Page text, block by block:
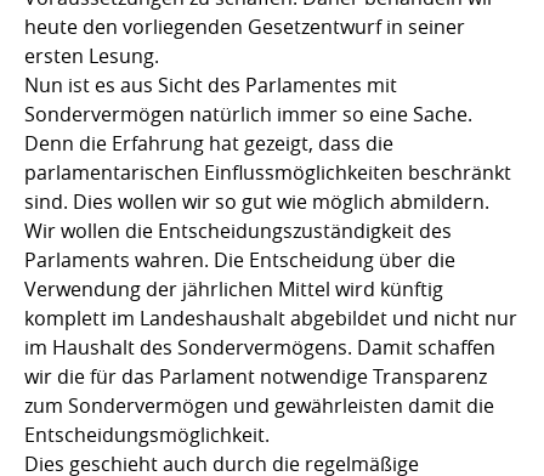
heute den vorliegenden Gesetzentwurf in seiner
ersten Lesung.
Nun ist es aus Sicht des Parlamentes mit
Sondervermögen natürlich immer so eine Sache.
Denn die Erfahrung hat gezeigt, dass die
parlamentarischen Einflussmöglichkeiten beschränkt
sind. Dies wollen wir so gut wie möglich abmildern.
Wir wollen die Entscheidungszuständigkeit des
Parlaments wahren. Die Entscheidung über die
Verwendung der jährlichen Mittel wird künftig
komplett im Landeshaushalt abgebildet und nicht nur
im Haushalt des Sondervermögens. Damit schaffen
wir die für das Parlament notwendige Transparenz
zum Sondervermögen und gewährleisten damit die
Entscheidungsmöglichkeit.
Dies geschieht auch durch die regelmäßige